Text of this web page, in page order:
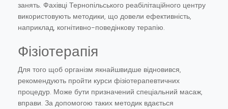
занять. Фахівці Тернопільського реабілітаційного центру
використовують методики, що довели ефективність,
наприклад, когнітивно-поведінкову терапію.
Фізіотерапія
Для того щоб організм якнайшвидше відновився,
рекомендують пройти курси фізіотерапевтичних
процедур. Може бути призначений спеціальний масаж,
вправи. За допомогою таких методик вдається